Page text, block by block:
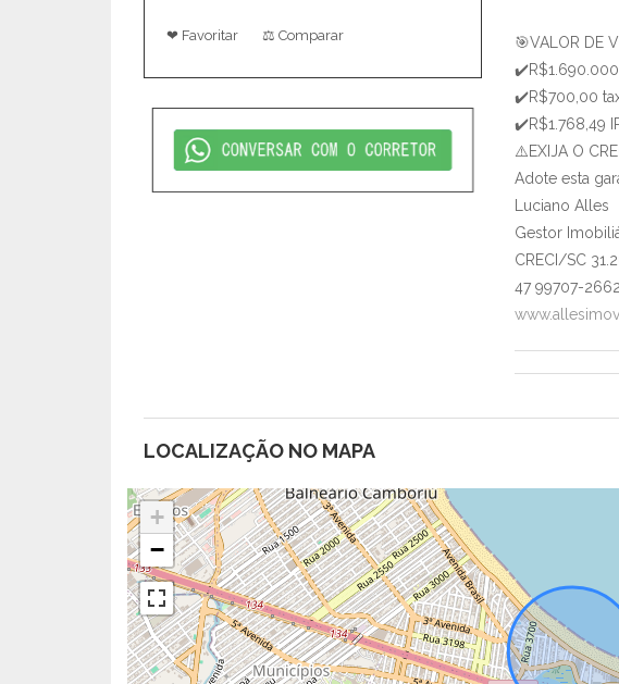
❤ Favoritar ⚖ Comparar
🎯VALOR DE
✔️R$700,00
✔️R$1.768,49
⚠️EXIJA O
Adote esta
Luciano Alles
Gestor
CRECI/SC
47 99707-
LOCALIZAÇÃO NO MAPA
+
−